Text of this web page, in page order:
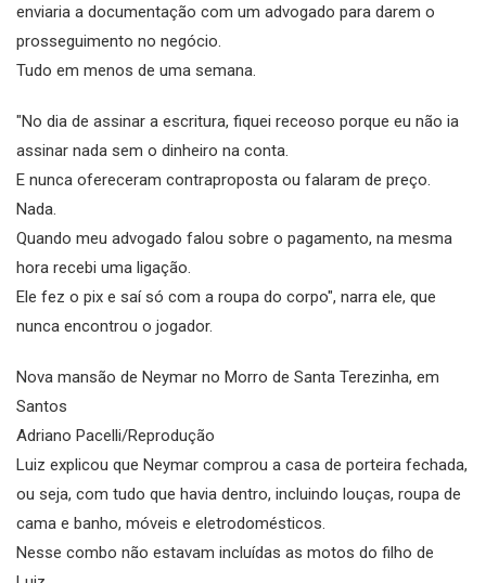
enviaria a documentação com um advogado para darem o
prosseguimento no negócio.
Tudo em menos de uma semana.
"No dia de assinar a escritura, fiquei receoso porque eu não ia
assinar nada sem o dinheiro na conta.
E nunca ofereceram contraproposta ou falaram de preço.
Nada.
Quando meu advogado falou sobre o pagamento, na mesma
hora recebi uma ligação.
Ele fez o pix e saí só com a roupa do corpo", narra ele, que
nunca encontrou o jogador.
Nova mansão de Neymar no Morro de Santa Terezinha, em
Santos
Adriano Pacelli/Reprodução
Luiz explicou que Neymar comprou a casa de porteira fechada,
ou seja, com tudo que havia dentro, incluindo louças, roupa de
cama e banho, móveis e eletrodomésticos.
Nesse combo não estavam incluídas as motos do filho de